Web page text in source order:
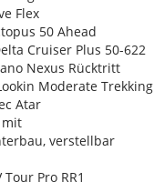
Flex
50 Ahead
Cruiser Plus 50-622
Nexus Rücktritt
Moderate Trekking
Atar
mit
verstellbar
Tour Pro RR1